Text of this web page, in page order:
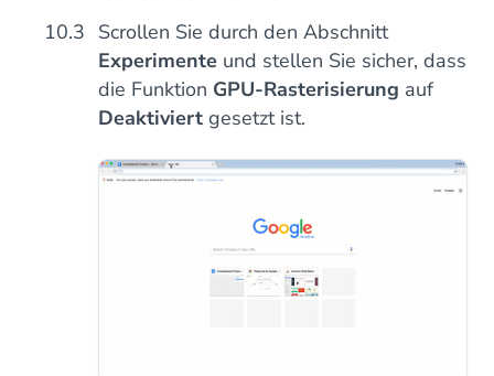
Scrollen Sie durch den Abschnitt
Experimenteund stellen Sie sicher, dass
die Funktion GPU-Rasterisierung auf
Deaktiviertgesetzt ist.